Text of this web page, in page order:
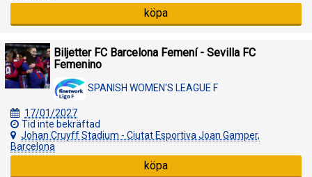
köpa
Biljetter FC Barcelona Femení - Sevilla FC
Femenino
SPANISH WOMEN'S LEAGUE F
17/01/2027
Tid inte bekräftad
Johan Cruyff Stadium - Ciutat Esportiva Joan Gamper,
Barcelona
köpa